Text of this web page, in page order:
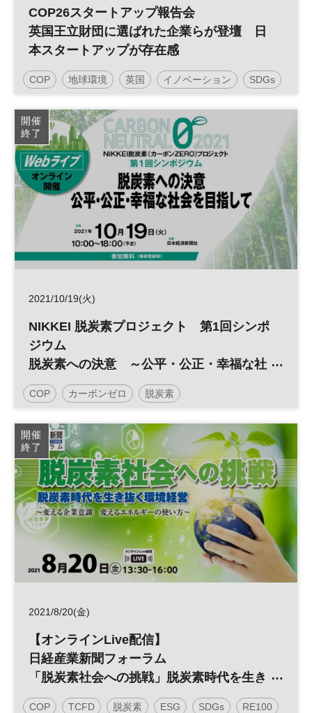
COP26スタートアップ報告会
英国王立財団に選ばれた企業らが登壇 日
本スタートアップが存在感
COP 地球環境 英国 イノベーション SDGs
スタートアップ 気候変動 オープンイノベーション
ベンチャー
開催
終了
2021/10/19(火)
NIKKEI 脱炭素プロジェクト 第1回シンポ
ジウム
脱炭素への決意 ～公平・公正・幸福な社
会を目指して～
COP カーボンゼロ 脱炭素
カーボンニュートラル
参加無料
開催
終了
2021/8/20(金)
【オンラインLive配信】
日経産業新聞フォーラム
「脱炭素社会への挑戦」脱炭素時代を生き
抜く環境経営
COP TCFD 脱炭素 ESG SDGs RE100